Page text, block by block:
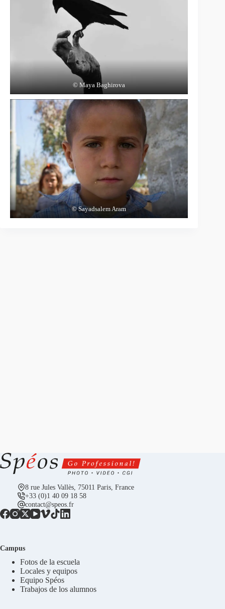
© Maya Baghirova
© Sayadsalem Aram
8 rue Jules Vallès, 75011 Paris, France
+33 (0)1 40 09 18 58
contact@speos.fr
Campus
Fotos de la escuela
Locales y equipos
Equipo Spéos
Trabajos de los alumnos